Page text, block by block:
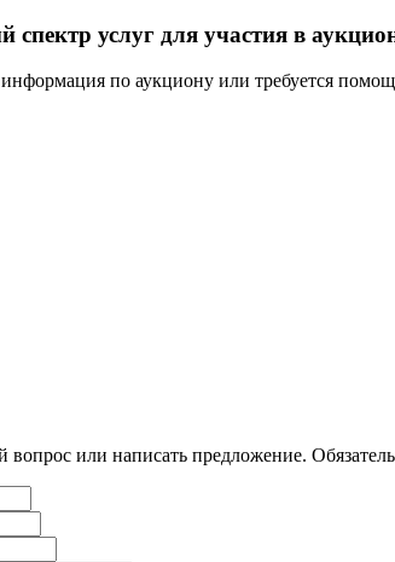
услуг для участия в
по аукциону или требуется
вопрос или написать предложение.